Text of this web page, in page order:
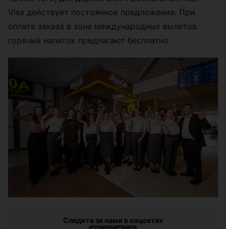
Visa действует постоянное предложение. При
оплате заказа в зоне международных вылетов
горячий напиток предлагают бесплатно.
Следите за нами в соцсетях